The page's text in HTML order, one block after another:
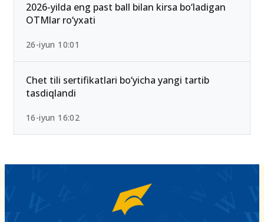
2026-yilda eng past ball bilan kirsa bo‘ladigan
OTMlar ro‘yxati
26-iyun 10:01
Chet tili sertifikatlari bo‘yicha yangi tartib
tasdiqlandi
16-iyun 16:02